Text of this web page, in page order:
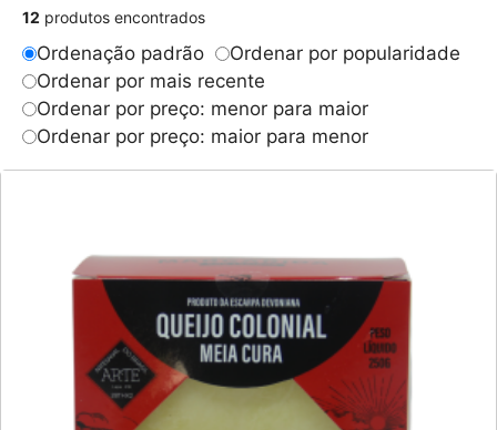
12 produtos encontrados
Ordenação padrão
Ordenar por popularidade
Ordenar por mais recente
Ordenar por preço: menor para maior
Ordenar por preço: maior para menor